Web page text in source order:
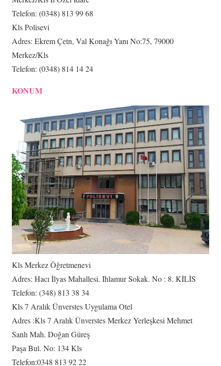
Telefon: (0348) 813 99 68
Kls Polisevi
Adres: Ekrem Çetn, Val Konağı Yanı No:75, 79000
Merkez/Kls
Telefon: (0348) 814 14 24
KONUM
Kls Merkez Öğretmenevi
Adres: Hacı İlyas Mahallesi. Ihlamur Sokak. No : 8. KİLİS
Telefon: (348) 813 38 34
Kls 7 Aralık Ünverstes Uygulama Otel
Adres :Kls 7 Aralık Ünverstes Merkez Yerleşkesi Mehmet
Sanlı Mah. Doğan Güreş
Paşa Bul. No: 134 Kls
Telefon:0348 813 92 22